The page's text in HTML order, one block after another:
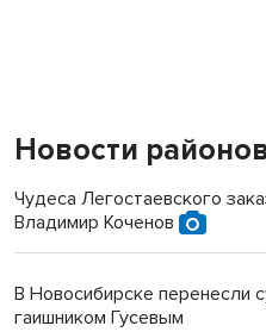
Новости
Чудеса Легостаевского
Владимир Коченов
В Новосибирске перенесли
гаишником Гусевым